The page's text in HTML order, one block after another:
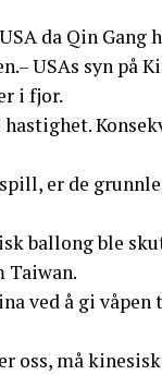
da Qin Gang
USAs syn på
i fjor.
er de
ballong ble
Taiwan.
ved å gi
oss, må